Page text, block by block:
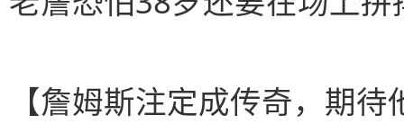
【詹姆斯注定成传奇，期